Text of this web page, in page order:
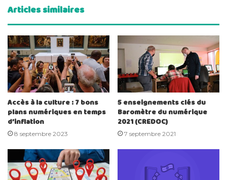
Articles similaires
Accès à la culture : 7 bons
plans numériques en temps
d’inflation
8 septembre 2023
5 enseignements clés du
Baromètre du numérique
2021 (CREDOC)
7 septembre 2021